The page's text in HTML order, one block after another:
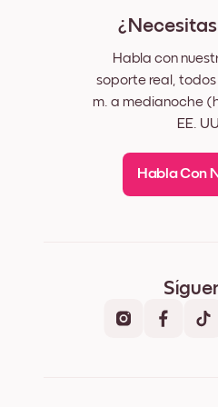
Habla con
soporte real, todos
m. a medianoche
EE.
Habla Con